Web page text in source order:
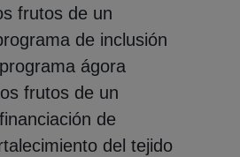
frutos de un
de inclusión
ágora
frutos de un
de
del tejido